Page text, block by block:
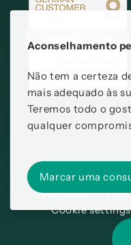
Aconselhamento
Não tem a certeza
mais adequado às
Teremos todo o
qualquer
Marcar uma
Impressão
Cookie settings